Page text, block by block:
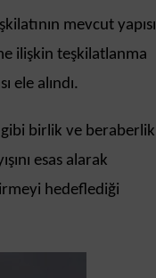
mevcut yapısı
ilişkin teşkilatlanma
ele alındı.
gibi birlik ve beraberlik
esas alarak
hedeflediği